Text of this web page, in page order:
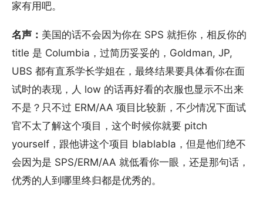
家有用吧。
名声： 美国的话不会因为你在 SPS 就拒你，相反你的
title 是 Columbia，过简历妥妥的，Goldman, JP,
UBS 都有直系学长学姐在，最终结果要具体看你在面
试时的表现，人 low 的话再好看的衣服也显示不出来
不是？只不过 ERM/AA 项目比较新，不少情况下面试
官不太了解这个项目，这个时候你就要 pitch
yourself，跟他讲这个项目 blablabla，但是他们绝不
会因为是 SPS/ERM/AA 就低看你一眼，还是那句话，
优秀的人到哪里终归都是优秀的。